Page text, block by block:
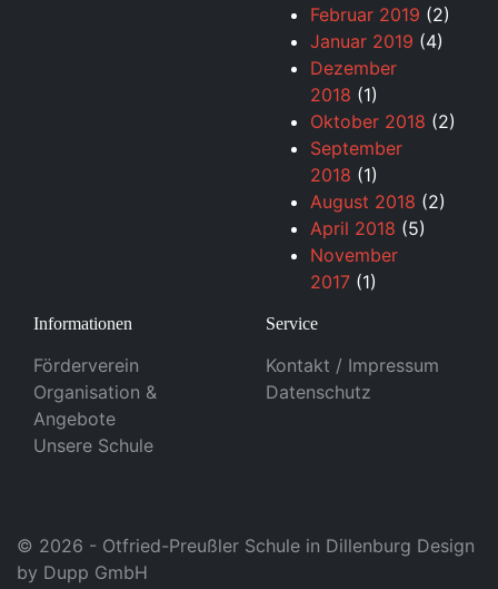
Februar 2019 (2)
Januar 2019 (4)
Dezember
2018 (1)
Oktober 2018 (2)
September
2018 (1)
August 2018 (2)
April 2018 (5)
November
2017 (1)
Informationen
Förderverein
Organisation &
Angebote
Unsere Schule
Service
Kontakt / Impressum
Datenschutz
© 2026 - Otfried-Preußler Schule in Dillenburg Design
by Dupp GmbH